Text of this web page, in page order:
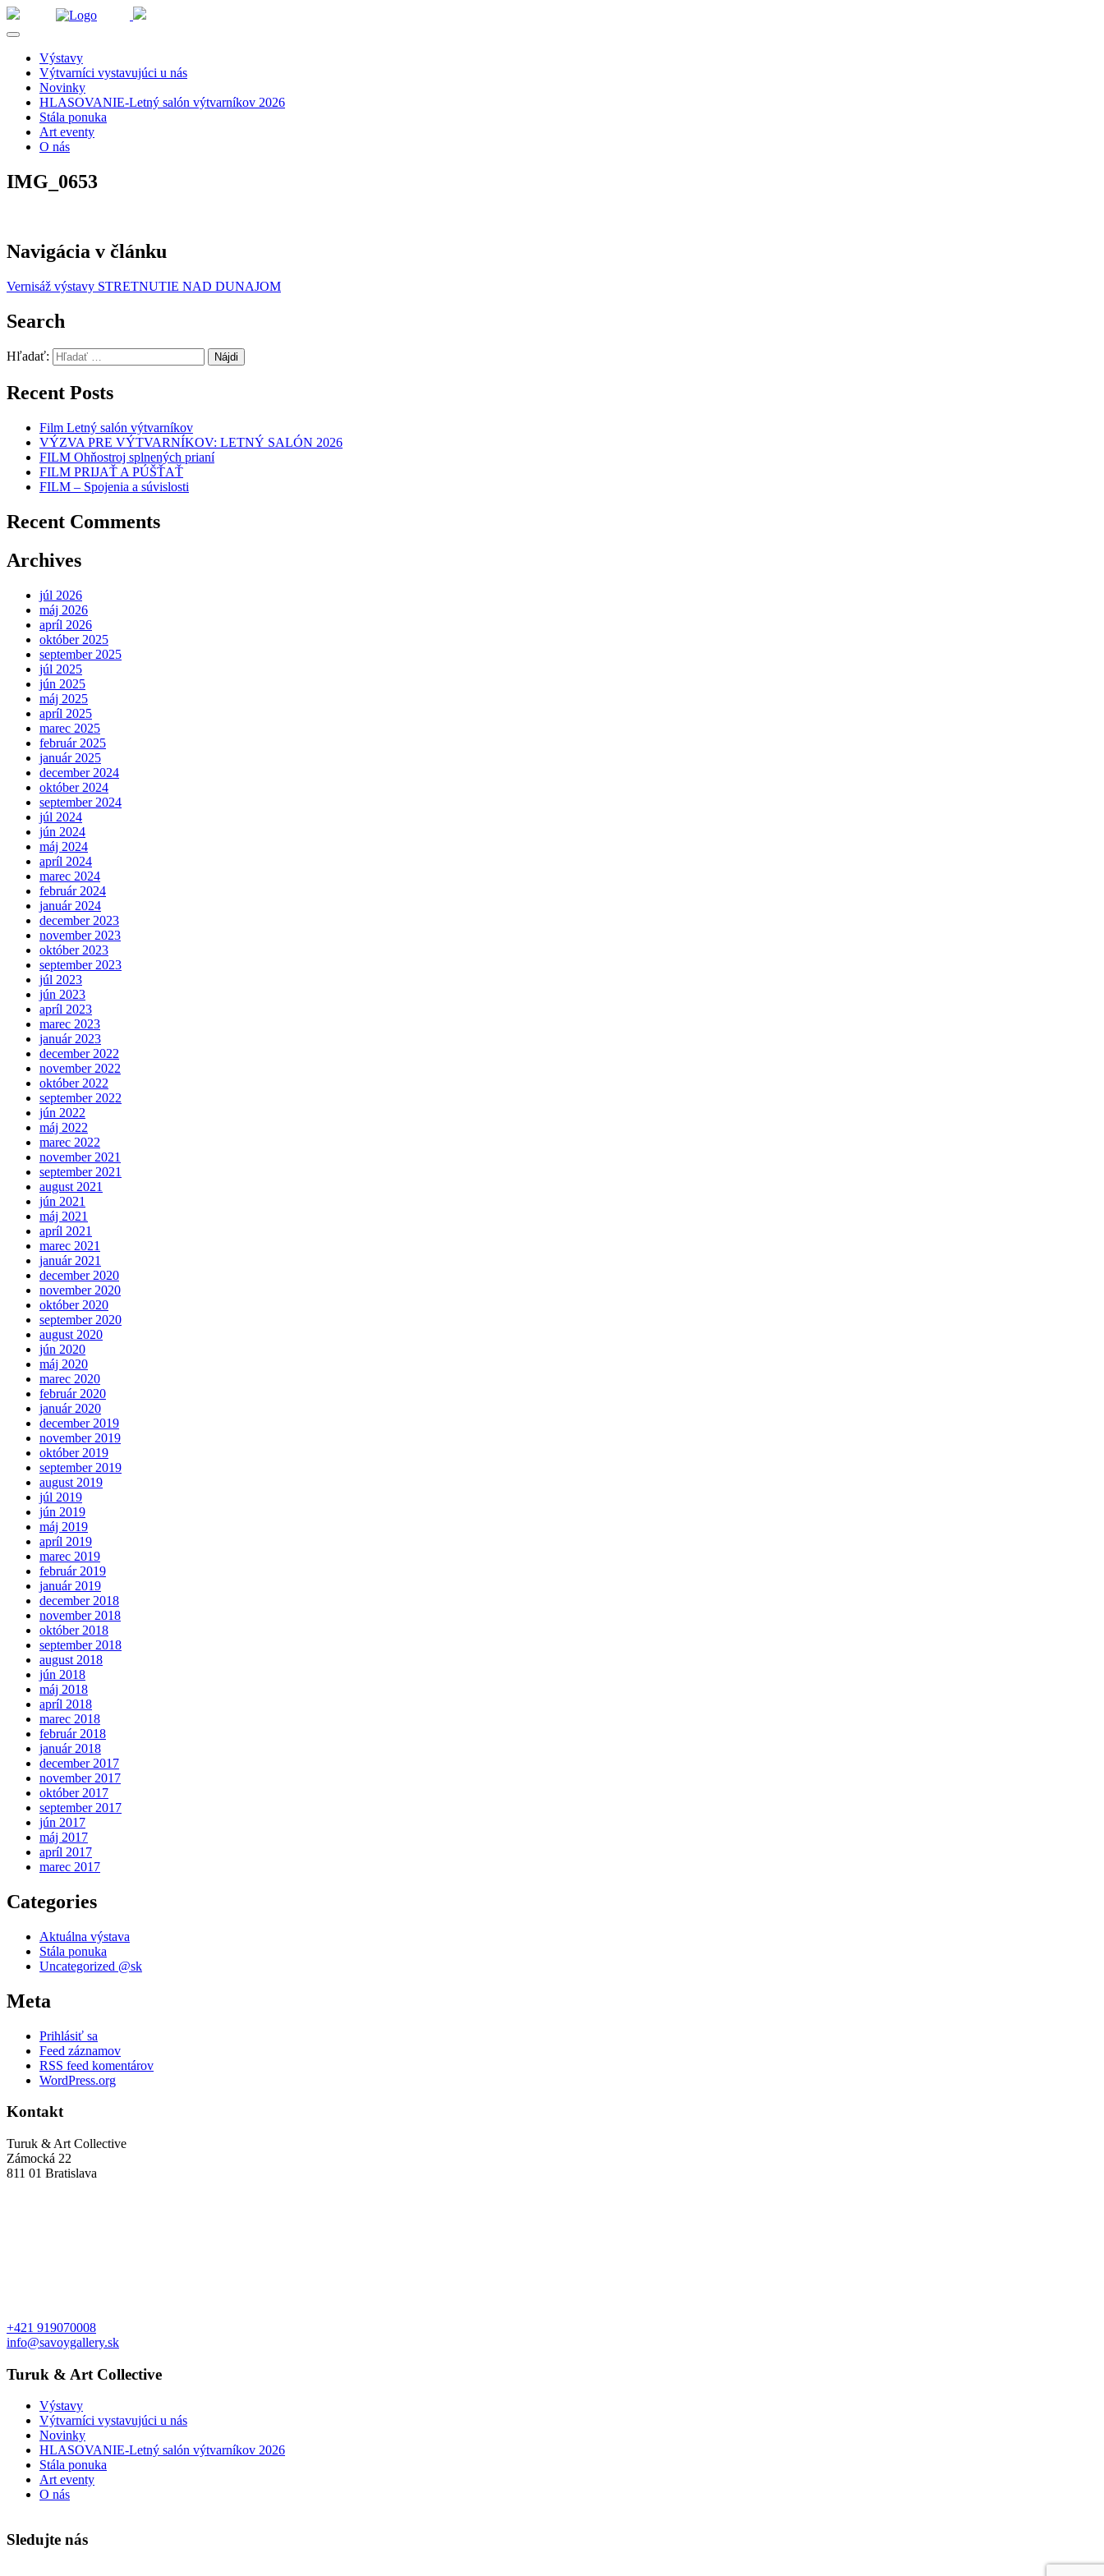
Výstavy
Výtvarníci vystavujúci u nás
Novinky
HLASOVANIE-Letný salón výtvarníkov 2026
Stála ponuka
Art eventy
O nás
IMG_0653
Navigácia v článku
Vernisáž výstavy STRETNUTIE NAD DUNAJOM
Search
Hľadať:
Recent Posts
Film Letný salón výtvarníkov
VÝZVA PRE VÝTVARNÍKOV: LETNÝ SALÓN 2026
FILM Ohňostroj splnených prianí
FILM PRIJAŤ A PÚŠŤAŤ
FILM – Spojenia a súvislosti
Recent Comments
Archives
júl 2026
máj 2026
apríl 2026
október 2025
september 2025
júl 2025
jún 2025
máj 2025
apríl 2025
marec 2025
február 2025
január 2025
december 2024
október 2024
september 2024
júl 2024
jún 2024
máj 2024
apríl 2024
marec 2024
február 2024
január 2024
december 2023
november 2023
október 2023
september 2023
júl 2023
jún 2023
apríl 2023
marec 2023
január 2023
december 2022
november 2022
október 2022
september 2022
jún 2022
máj 2022
marec 2022
november 2021
september 2021
august 2021
jún 2021
máj 2021
apríl 2021
marec 2021
január 2021
december 2020
november 2020
október 2020
september 2020
august 2020
jún 2020
máj 2020
marec 2020
február 2020
január 2020
december 2019
november 2019
október 2019
september 2019
august 2019
júl 2019
jún 2019
máj 2019
apríl 2019
marec 2019
február 2019
január 2019
december 2018
november 2018
október 2018
september 2018
august 2018
jún 2018
máj 2018
apríl 2018
marec 2018
február 2018
január 2018
december 2017
november 2017
október 2017
september 2017
jún 2017
máj 2017
apríl 2017
marec 2017
Categories
Aktuálna výstava
Stála ponuka
Uncategorized @sk
Meta
Prihlásiť sa
Feed záznamov
RSS feed komentárov
WordPress.org
Kontakt
Turuk & Art Collective
Zámocká 22
811 01 Bratislava
+421 919070008
info@savoygallery.sk
Turuk & Art Collective
Výstavy
Výtvarníci vystavujúci u nás
Novinky
HLASOVANIE-Letný salón výtvarníkov 2026
Stála ponuka
Art eventy
O nás
Sledujte nás